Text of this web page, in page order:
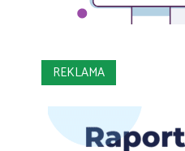
REKLAMA